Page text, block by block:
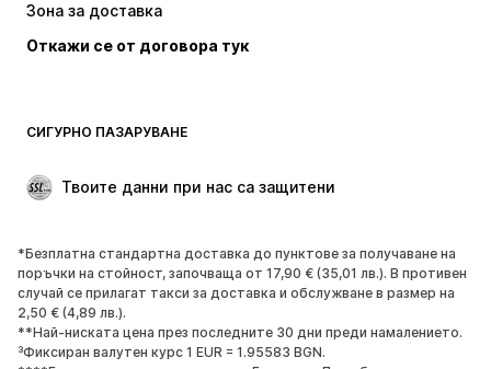
Бельо
Палта
Поли
Специални Поводи
ОБУВКИ
НОВО
Популярно
Маратонки
Боти
Обувки с висок ток
Ботуши
Зона за доставка
Откажи се от договора тук
СИГУРНО ПАЗАРУВАНЕ
Твоите данни при нас са защитени
*Безплатна стандартна доставка до пунктове за получаване на
поръчки на стойност, започваща от 17,90 € (35,01 лв.). В противен
случай се прилагат такси за доставка и обслужване в размер на
2,50 € (4,89 лв.).
**Най-ниската цена през последните 30 дни преди намалението.
³Фиксиран валутен курс 1 EUR = 1.95583 BGN.